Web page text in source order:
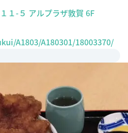
１-５ アルプラザ敦賀 6F
A1803/A180301/18003370/